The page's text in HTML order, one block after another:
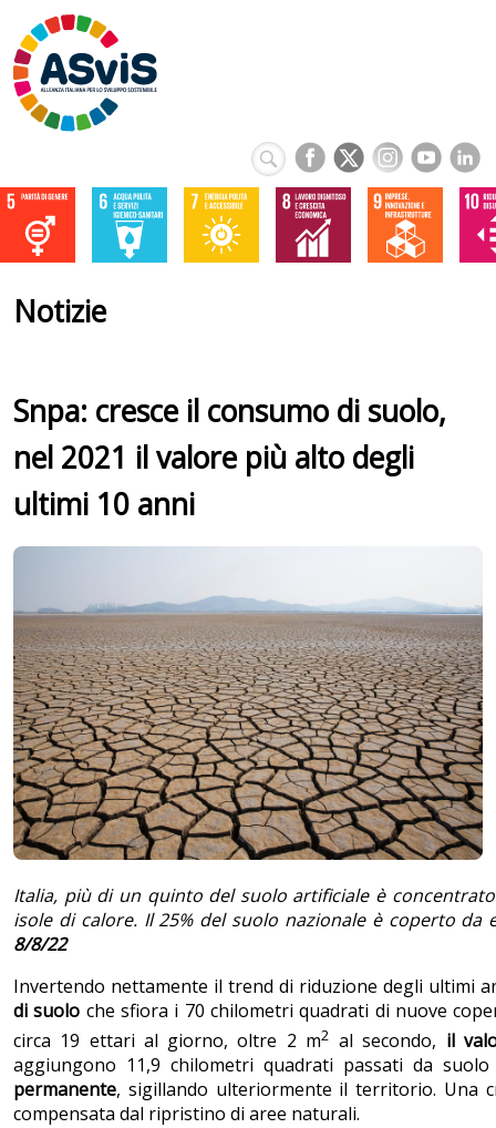
Notizie
Snpa: cresce il consumo di suolo,
nel 2021 il valore più alto degli
ultimi 10 anni
Italia, più di un quinto del suolo artificiale è
isole di calore. Il 25% del suolo nazionale è coperto
8/8/22
Invertendo nettamente il trend di riduzione degli ultimi
di suolo che sfiora i 70 chilometri quadrati di nuove
circa 19 ettari al giorno, oltre 2 m2 al secondo, il
aggiungono 11,9 chilometri quadrati passati da
permanente, sigillando ulteriormente il territorio. Una
compensata dal ripristino di aree naturali.